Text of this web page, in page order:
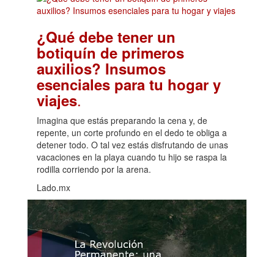
¿Qué debe tener un
botiquín de primeros
auxilios? Insumos
esenciales para tu hogar y
viajes.
Imagina que estás preparando la cena y, de
repente, un corte profundo en el dedo te obliga a
detener todo. O tal vez estás disfrutando de unas
vacaciones en la playa cuando tu hijo se raspa la
rodilla corriendo por la arena.
Lado.mx